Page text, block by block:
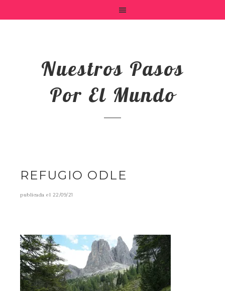
Nuestros Pasos
Por El Mundo
REFUGIO ODLE
publicada el 22/09/21